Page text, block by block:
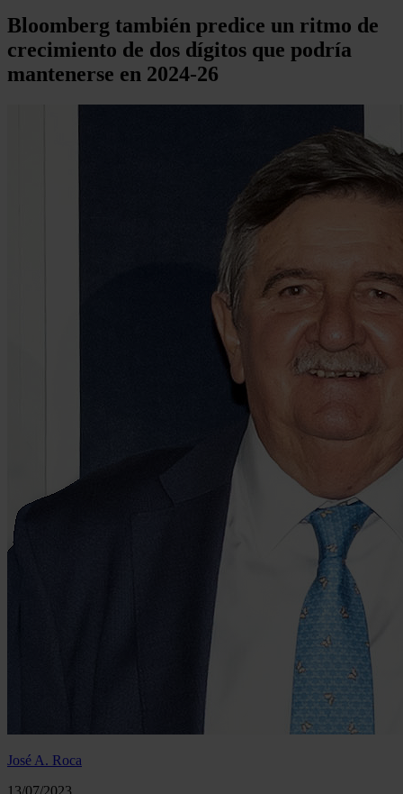
Bloomberg también predice un ritmo de
crecimiento de dos dígitos que podría
mantenerse en 2024-26
José A. Roca
13/07/2023